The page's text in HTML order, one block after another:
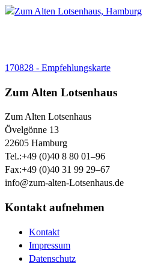
170828 - Empfehlungskarte
Zum Alten Lotsenhaus
Zum Alten Lotsenhaus
Övelgönne 13
22605 Hamburg
Tel.:+49 (0)40 8 80 01–96
Fax:+49 (0)40 31 99 29–67
info@zum-alten-Lotsenhaus.de
Kontakt aufnehmen
Kontakt
Impressum
Datenschutz